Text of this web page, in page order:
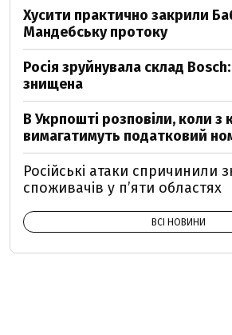
Хусити практично закрили
Мандебську протоку
Росія зруйнувала склад
знищена
В Укрпошті розповіли, коли з
вимагатимуть податковий
Російські атаки спричинили
споживачів у п’яти областях
ВСІ НОВИНИ